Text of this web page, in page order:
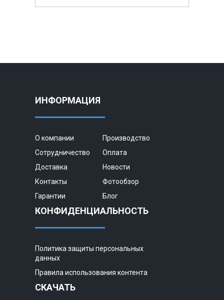
ИНФОРМАЦИЯ
О компании
Производство
Сотрудничество
Оплата
Доставка
Новости
Контакты
Фотообзор
Гарантии
Блог
КОНФИДЕНЦИАЛЬНОСТЬ
Политика защиты персональных
данных
Правила использования контента
СКАЧАТЬ